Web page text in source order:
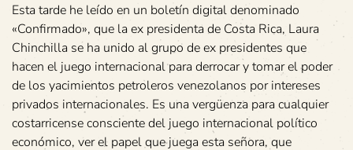
Esta tarde he leído en un boletín digital denominado
«Confirmado», que la ex presidenta de Costa Rica, Laura
Chinchilla se ha unido al grupo de ex presidentes que
hacen el juego internacional para derrocar y tomar el poder
de los yacimientos petroleros venezolanos por intereses
privados internacionales. Es una vergüenza para cualquier
costarricense consciente del juego internacional político
económico, ver el papel que juega esta señora, que